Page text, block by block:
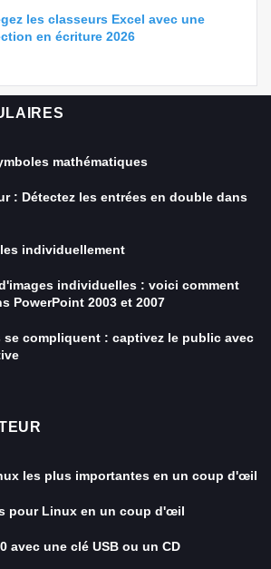
les classeurs Excel avec une
en écriture 2026
mathématiques
: Détectez les entrées en double dans
individuellement
individuelles : voici comment
PowerPoint 2003 et 2007
se compliquent : captivez le public avec
les plus importantes en un coup d'œil
pour Linux en un coup d'œil
avec une clé USB ou un CD